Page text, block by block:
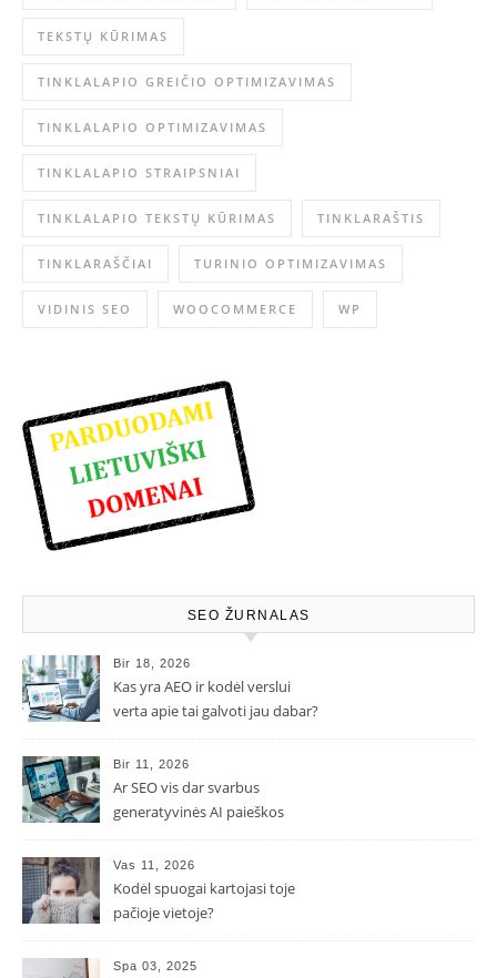
TEKSTŲ KŪRIMAS
TINKLALAPIO GREIČIO OPTIMIZAVIMAS
TINKLALAPIO OPTIMIZAVIMAS
TINKLALAPIO STRAIPSNIAI
TINKLALAPIO TEKSTŲ KŪRIMAS TINKLARAŠTIS
TINKLARAŠČIAI TURINIO OPTIMIZAVIMAS
VIDINIS SEO WOOCOMMERCE WP
SEO ŽURNALAS
Bir 18, 2026
Kas yra AEO ir kodėl verslui
verta apie tai galvoti jau dabar?
Bir 11, 2026
Ar SEO vis dar svarbus
generatyvinės AI paieškos
Vas 11, 2026
Kodėl spuogai kartojasi toje
pačioje vietoje?
Spa 03, 2025